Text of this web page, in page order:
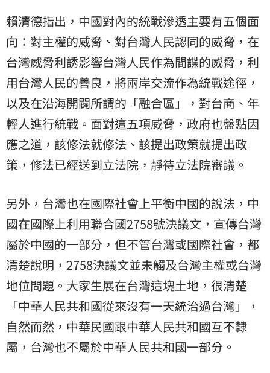
賴清德指出，中國對內的統戰滲透主要有五個面
向：對主權的威脅、對台灣人民認同的威脅，在
台灣威脅利誘影響台灣人民作為間諜的威脅，利
用台灣人民的善良，將兩岸交流作為統戰途徑，
以及在沿海開闢所謂的「融合區」，對台商、年
輕人進行統戰。面對這五項威脅，政府也盤點因
應之道，該修法就修法、該提出政策就提出政
策，修法已經送到立法院 ，靜待立法院審議。
另外，台灣也在國際社會上平衡中國的說法，中
國在國際上利用聯合國2758號決議文，宣傳台灣
屬於中國的一部分，但不管台灣或國際社會，都
清楚說明，2758決議文並未觸及台灣主權或台灣
地位問題。大家生展在台灣這塊土地，很清楚
「中華人民共和國從來沒有一天統治過台灣」，
自然而然，中華民國跟中華人民共和國互不隸
屬，台灣也不屬於中華人民共和國一部分。